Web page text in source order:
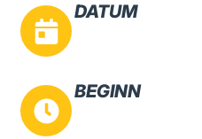
DATUM
BEGINN